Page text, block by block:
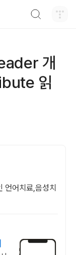
개
읽
어치료,음성치